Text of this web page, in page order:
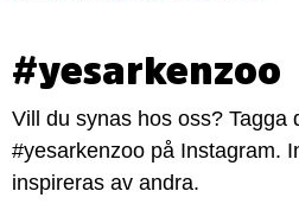
#yesarkenzoo
Vill du synas hos oss? Tagga
#yesarkenzoo på Instagram.
inspireras av andra.